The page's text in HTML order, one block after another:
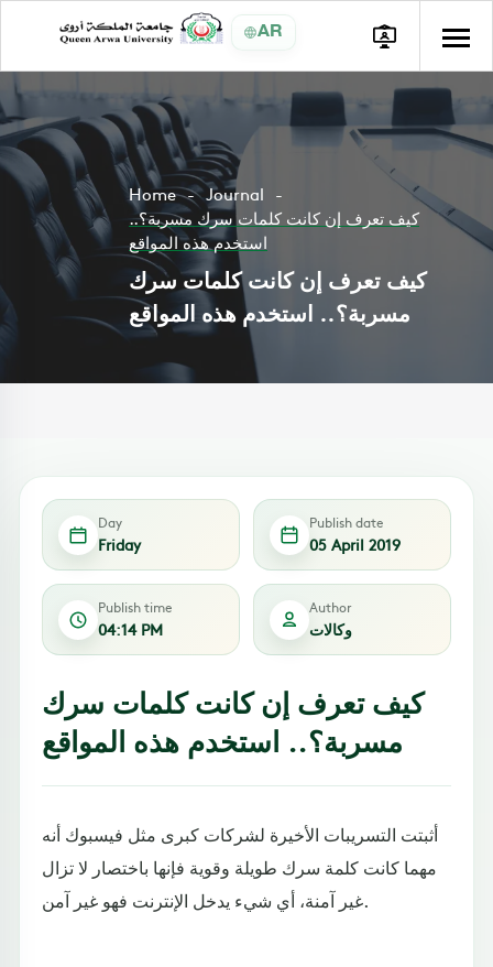
AR
Home
Journal
كيف تعرف إن كانت كلمات سرك مسربة؟..
استخدم هذه المواقع
كيف تعرف إن كانت كلمات سرك
مسربة؟.. استخدم هذه المواقع
Day
Friday
Publish date
05 April 2019
Publish time
04:14 PM
Author
وكالات
كيف تعرف إن كانت كلمات سرك
مسربة؟.. استخدم هذه المواقع
أثبتت التسريبات الأخيرة لشركات كبرى مثل فيسبوك أنه
مهما كانت كلمة سرك طويلة وقوية فإنها باختصار لا تزال
غير آمنة، أي شيء يدخل الإنترنت فهو غير آمن.